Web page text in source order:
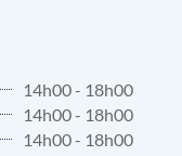
14h00 - 18h00
14h00 - 18h00
14h00 - 18h00